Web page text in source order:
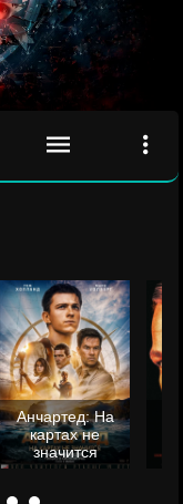
Анчартед: На
картах не
значится